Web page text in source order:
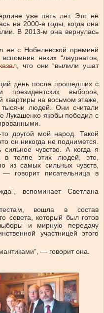
уже пять лет. Это ее
на 2000-е годы, когда она
В 2013-м она вернулась
ее с Нобелевской премией
неких “лауреатов,
, что они “вылили ушат
день после прошедших с
президентских выборов,
квартиры на восьмом этаже,
людей. Они считали
Лукашенко якобы победил с
другой мой народ. Такой
он никогда не поднимется.
чувство. А когда я
в толпе этих людей, это,
из самых сильных чувств,
говорит писательница в
вспоминает Светлана
вошла в состав
совета, который был готов
и мирную передачу
участницей этого
— говорит она.